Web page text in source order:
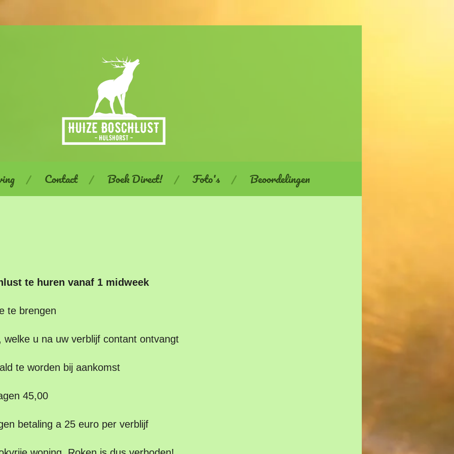
Contact Boek Direct! Foto's Beoordelingen
te huren vanaf 1 midweek
te brengen
u na uw verblijf contant ontvangt
te worden bij aankomst
45,00
betaling a 25 euro per verblijf